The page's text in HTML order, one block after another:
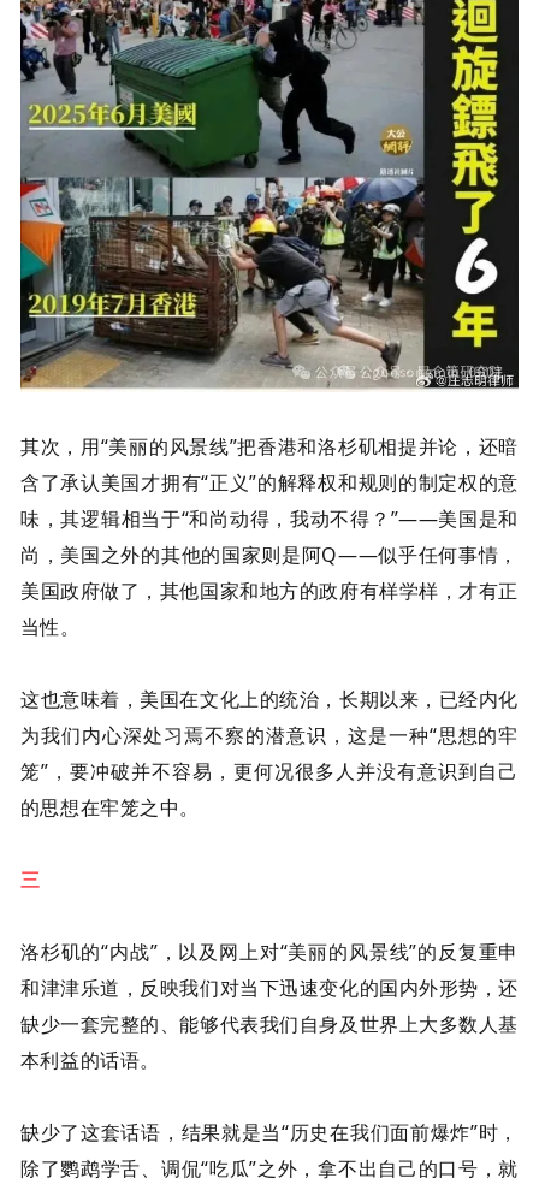
其次，用“美丽的风景线”把香港和洛杉矶相提并论，还暗
含了承认美国才拥有“正义”的解释权和规则的制定权的意
味，其逻辑相当于“和尚动得，我动不得？”——美国是和
尚，美国之外的其他的国家则是阿Q——似乎任何事情，
美国政府做了，其他国家和地方的政府有样学样，才有正
当性。
这也意味着，美国在文化上的统治，长期以来，已经内化
为我们内心深处习焉不察的潜意识，这是一种“思想的牢
笼”，要冲破并不容易，更何况很多人并没有意识到自己
的思想在牢笼之中。
三
洛杉矶的“内战”，以及网上对“美丽的风景线”的反复重申
和津津乐道，反映我们对当下迅速变化的国内外形势，还
缺少一套完整的、能够代表我们自身及世界上大多数人基
本利益的话语。
缺少了这套话语，结果就是当“历史在我们面前爆炸”时，
除了鹦鹉学舌、调侃“吃瓜”之外，拿不出自己的口号，就